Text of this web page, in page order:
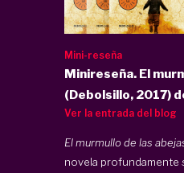
Mini-reseña
Minireseña. El
(Debolsillo, 2017)
Ver la entrada del blog
El murmullo de las
novela profundamente